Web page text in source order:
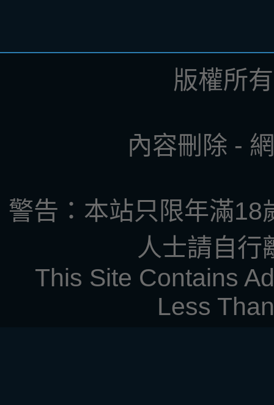
版權所
內容刪除 -
警告：本站只限年滿18
人士請自行
This Site Contains
Less